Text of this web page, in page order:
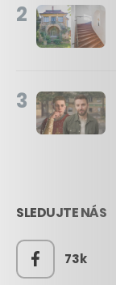
2
3
SLEDUJTE NÁS
73k